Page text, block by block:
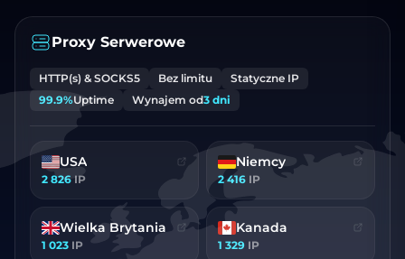
Proxy Serwerowe
HTTP(s) & SOCKS5 Bez limitu
Statyczne IP
99.9%Uptime Wynajem od3 dni
USA
2 826 IP
Niemcy
2 416 IP
Wielka Brytania
1 023 IP
Kanada
1 329 IP